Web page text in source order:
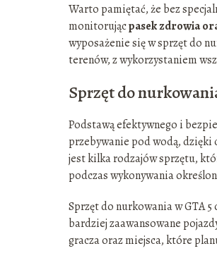
Warto pamiętać, że bez
monitorującpasek zdrowia
wyposażenie się w sprzęt do
terenów, z wykorzystaniem
Sprzęt do
Podstawą efektywnego i
przebywanie pod wodą, dzięki
jest kilka rodzajów sprzętu,
podczas wykonywania
Sprzęt do nurkowania w GTA
bardziej zaawansowane
gracza oraz miejsca, które